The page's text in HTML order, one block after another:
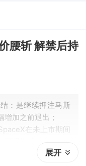
期差”，3日大涨
腰斩 解禁后持
：是继续押注马斯
加之前退出；
在未上市期间
展开